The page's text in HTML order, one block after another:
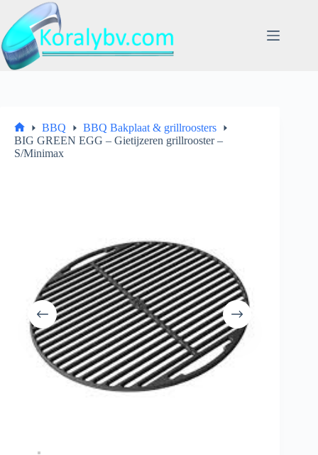
naar
de
inhoud
Home
BBQ
BBQ Bakplaat & grillroosters
BIG GREEN EGG – Gietijzeren grillrooster –
S/Minimax